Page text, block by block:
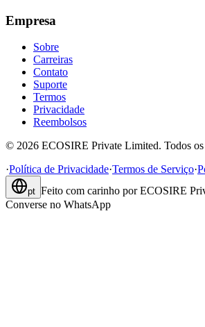
Empresa
Sobre
Carreiras
Contato
Suporte
Termos
Privacidade
Reembolsos
© 2026 ECOSIRE Private Limited. Todos os
·Política de Privacidade·Termos de Serviço·
pt Feito com carinho por ECOSIRE
Converse no WhatsApp